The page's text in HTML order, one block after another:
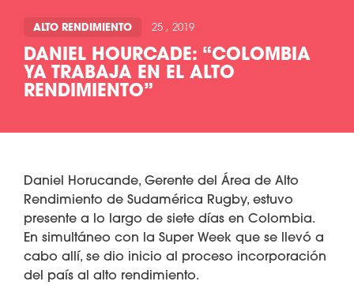
ALTO RENDIMIENTO 25 , 2019
DANIEL HOURCADE: “COLOMBIA
YA TRABAJA EN EL ALTO
RENDIMIENTO”
Daniel Horucande, Gerente del Área de Alto
Rendimiento de Sudamérica Rugby, estuvo
presente a lo largo de siete días en Colombia.
En simultáneo con la Super Week que se llevó a
cabo allí, se dio inicio al proceso incorporación
del país al alto rendimiento.